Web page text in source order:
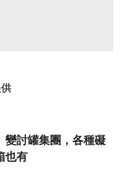
變討罐集團，各種礙
也有